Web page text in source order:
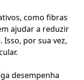
como fibras
ajudar a reduzir
Isso, por sua vez,
desempenha